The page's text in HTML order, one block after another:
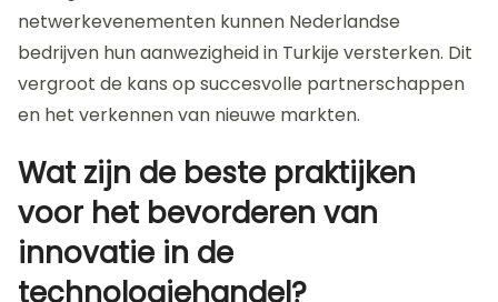
strategische samenwerkingen aan te gaan. Turkije
heeft de afgelopen jaren een sterke groei in de
technologie- en IT-sector ervaren. Dit biedt
Nederlandse bedrijven kansen voor investeringen en
Daarnaast kunnen Nederlandse bedrijven hun
expertise in sectoren zoals duurzame energie en
digitale transformatie delen. De Turkse markt heeft
behoefte aan moderne technologieën en